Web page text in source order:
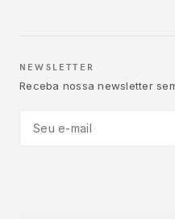
NEWSLETTER
Receba nossa newsletter